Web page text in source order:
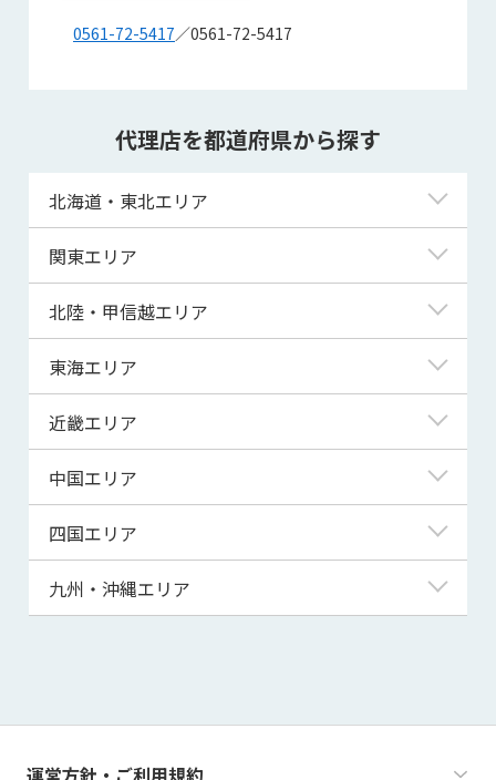
0561-72-5417／0561-72-5417
代理店を都道府県から探す
北海道・東北エリア
北海道
青森県
宮城県
秋田県
山形県
関東エリア
東京都
神奈川県
埼玉県
千葉県
茨城県
群馬県
北陸・甲信越エリア
新潟県
富山県
福井県
山梨県
長野県
東海エリア
岐阜県
静岡県
三重県
近畿エリア
滋賀県
京都府
大阪府
兵庫県
和歌山県
中国エリア
鳥取県
島根県
山口県
四国エリア
徳島県
高知県
九州・沖縄エリア
運営方針・ご利用規約